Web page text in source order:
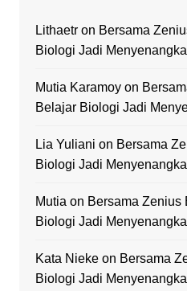
Lithaetron Bersama
Biologi Jadi
Mutia Karamoyon
Belajar Biologi Jadi
Lia Yuliani on Bersama
Biologi Jadi
Mutia on Bersama Zenius
Biologi Jadi
Kata Niekeon Bersama
Biologi Jadi